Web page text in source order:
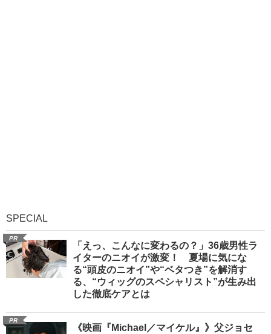
SPECIAL
PR
「えっ、こんなに変わるの？」36歳男性ラ
イターのニオイが激変！ 夏場に気にな
る“頭皮のニオイ”や“ベタつき”を解消す
る、“ウィッグのスペシャリスト”が生み出
した徹底ケアとは
PR
《映画『Michael／マイケル』》父ジョセ